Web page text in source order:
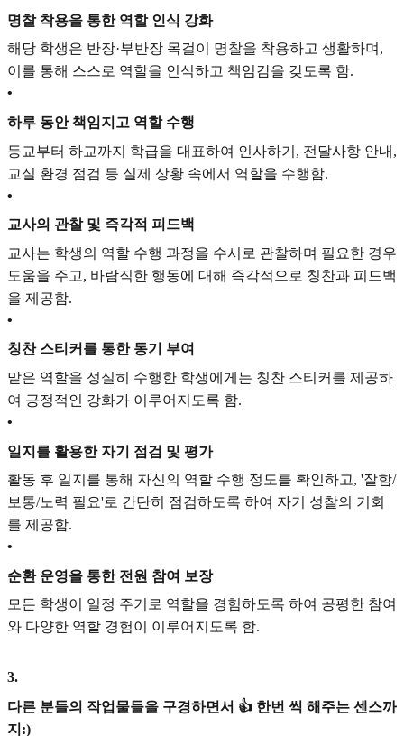
명찰 착용을 통한 역할 인식 강화
해당 학생은 반장·부반장 목걸이 명찰을 착용하고 생활하며,
이를 통해 스스로 역할을 인식하고 책임감을 갖도록 함.
•
하루 동안 책임지고 역할 수행
등교부터 하교까지 학급을 대표하여 인사하기, 전달사항 안내,
교실 환경 점검 등 실제 상황 속에서 역할을 수행함.
•
교사의 관찰 및 즉각적 피드백
교사는 학생의 역할 수행 과정을 수시로 관찰하며 필요한 경우
도움을 주고, 바람직한 행동에 대해 즉각적으로 칭찬과 피드백
을 제공함.
•
칭찬 스티커를 통한 동기 부여
맡은 역할을 성실히 수행한 학생에게는 칭찬 스티커를 제공하
여 긍정적인 강화가 이루어지도록 함.
•
일지를 활용한 자기 점검 및 평가
활동 후 일지를 통해 자신의 역할 수행 정도를 확인하고, '잘함/
보통/노력 필요'로 간단히 점검하도록 하여 자기 성찰의 기회
를 제공함.
•
순환 운영을 통한 전원 참여 보장
모든 학생이 일정 주기로 역할을 경험하도록 하여 공평한 참여
와 다양한 역할 경험이 이루어지도록 함.
3.
다른 분들의 작업물들을 구경하면서 👍 한번 씩 해주는 센스까
지:)